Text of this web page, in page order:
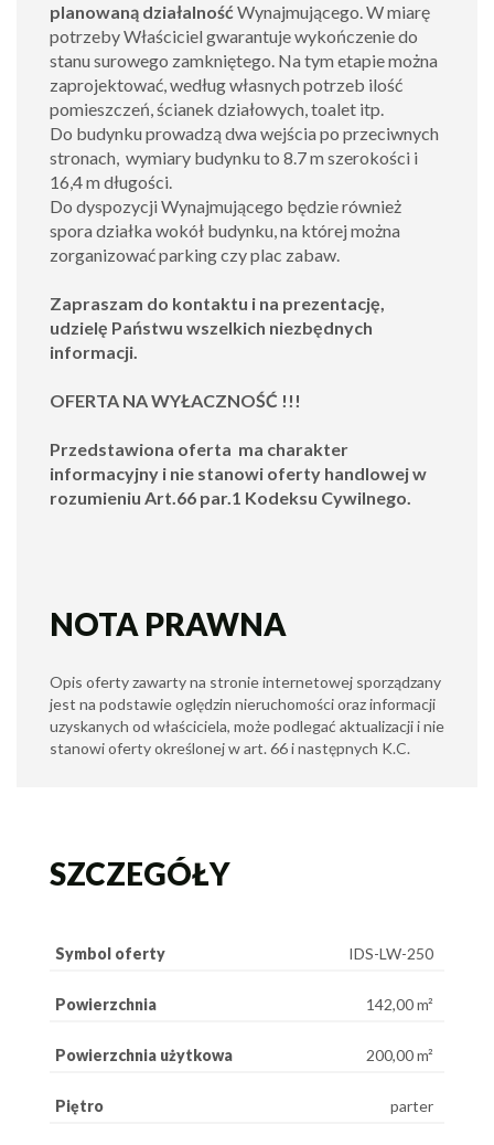
planowaną działalnośćWynajmującego. W miarę
potrzeby Właściciel gwarantuje wykończenie do
stanu surowego zamkniętego. Na tym etapie można
zaprojektować, według własnych potrzeb ilość
pomieszczeń, ścianek działowych, toalet itp.
Do budynku prowadzą dwa wejścia po przeciwnych
stronach, wymiary budynku to 8.7 m szerokości i
16,4 m długości.
Do dyspozycji Wynajmującego będzie również
spora działka wokół budynku, na której można
zorganizować parking czy plac zabaw.
Zapraszam do kontaktu i na prezentację,
udzielę Państwu wszelkich niezbędnych
informacji.
OFERTA NA WYŁACZNOŚĆ !!!
Przedstawiona oferta ma charakter
informacyjny i nie stanowi oferty handlowej w
rozumieniu Art.66 par.1 Kodeksu Cywilnego.
NOTA PRAWNA
Opis oferty zawarty na stronie internetowej sporządzany
jest na podstawie oględzin nieruchomości oraz informacji
uzyskanych od właściciela, może podlegać aktualizacji i nie
stanowi oferty określonej w art. 66 i następnych K.C.
SZCZEGÓŁY
Symbol oferty IDS-LW-250
Powierzchnia 142,00 m²
Powierzchnia użytkowa 200,00 m²
Piętro parter